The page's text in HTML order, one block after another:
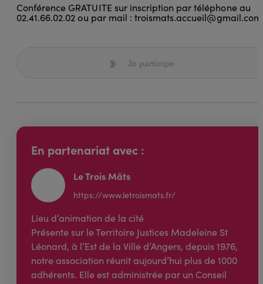
Conférence GRATUITE sur inscription par téléphone au
02.41.66.02.02 ou par mail : troismats.accueil@gmail.com
Je participe
En partenariat avec :
Le Trois Mâts
https://www.letroismats.fr/
Lieu d’animation de la cité
Présente sur le Territoire Justices Madeleine St
Léonard, à l’Est de la Ville d’Angers, depuis 1976,
notre association réunit aujourd’hui plus de 1000
adhérents. Elle est administrée par un Conseil